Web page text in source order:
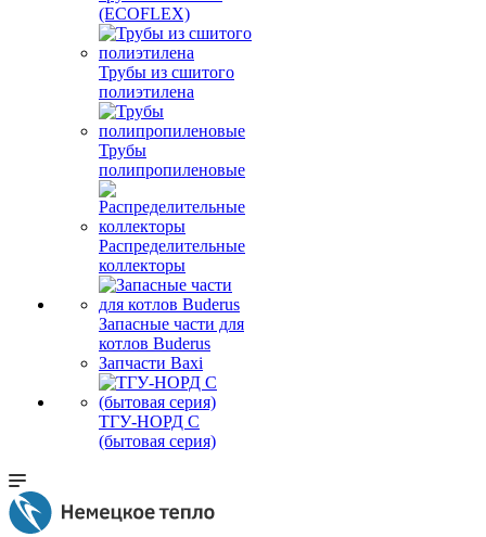
(ECOFLEX)
Трубы из сшитого
полиэтилена
Трубы
полипропиленовые
Распределительные
коллекторы
Запасные части для
котлов Buderus
Запчасти Baxi
ТГУ-НОРД С
(бытовая серия)